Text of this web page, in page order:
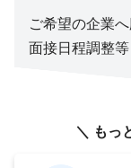
ご希望の企業へ
面接日程調整等
＼ もっ